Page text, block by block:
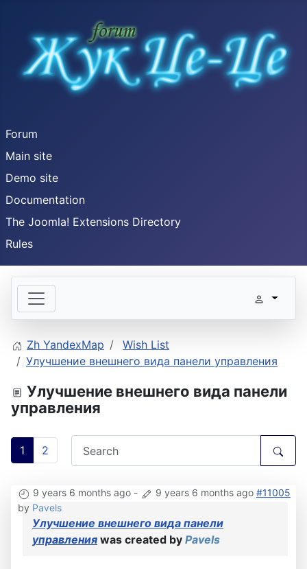
Forum
Main site
Demo site
Documentation
The Joomla! Extensions Directory
Rules
Zh YandexMap
Wish List
Улучшение внешнего вида панели управления
Улучшение внешнего вида панели
управления
1 2
9 years 6 months ago - 9 years 6 months ago #11005
by Pavels
Улучшение внешнего вида панели
управления was created by Pavels